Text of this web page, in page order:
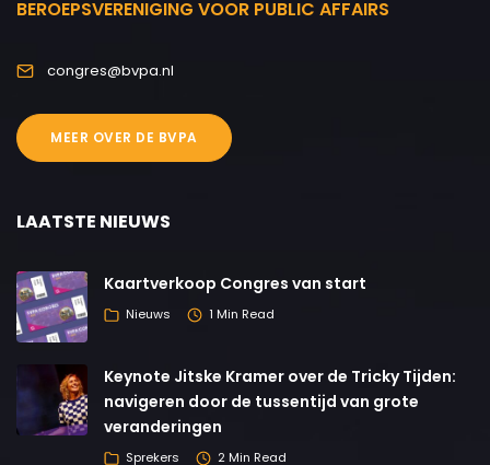
BEROEPSVERENIGING VOOR PUBLIC AFFAIRS
congres@bvpa.nl
MEER OVER DE BVPA
LAATSTE NIEUWS
Kaartverkoop Congres van start
Nieuws 1 Min Read
Keynote Jitske Kramer over de Tricky Tijden:
navigeren door de tussentijd van grote
veranderingen
Sprekers 2 Min Read